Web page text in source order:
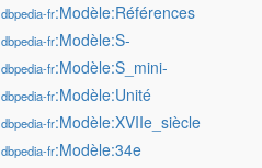
dbpedia-fr:Modèle:Références
dbpedia-fr:Modèle:S-
dbpedia-fr:Modèle:S_mini-
dbpedia-fr:Modèle:Unité
dbpedia-fr:Modèle:XVIIe_siècle
dbpedia-fr:Modèle:34e